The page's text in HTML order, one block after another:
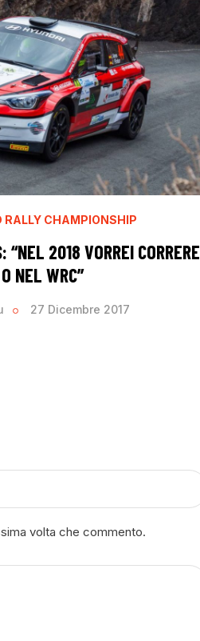
RALLY CHAMPIONSHIP
“NEL 2018 VORREI CORRERE
NEL WRC”
27 Dicembre 2017
volta che commento.